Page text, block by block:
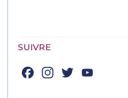
SUIVRE
Facebook
Instagram
Twitter